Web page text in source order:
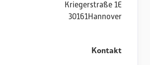
Kriegerstraße 1E
30161Hannover
Kontakt